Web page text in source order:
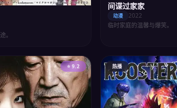
。
间谍过家家
动漫
2022
临时家庭的温馨与爆笑。
⭐ 9.2 热播